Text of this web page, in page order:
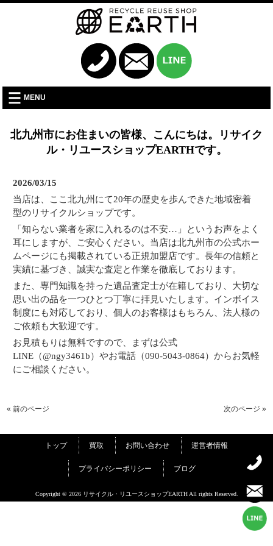
MENU
北九州市にお住まいの皆様、こんにちは。リサイク
ル・リユースショップEARTHです。
2026/03/15
当店は、ここ北九州にて20年の歴史を歩んできた地域密着
型のリサイクルショップです。
「知らない業者を家に入れるのは不安…」というお声をよく
耳にしますが、ご安心ください。当店は北九州市の公式ホー
ムページにも掲載されている正規加盟店です。長年の信頼と
実績に基づき、誠実な査定と作業を徹底しております。
また、専門知識を持った遺品査定士が在籍しており、大切な
思い出の品を一つひとつ丁寧に拝見いたします。インボイス
制度にも対応しており、個人のお客様はもちろん、法人様の
ご依頼も大歓迎です。
お見積もりは無料ですので、まずは公式
LINE（@ngy3461b）やお電話（090-5043-0864）からお気軽
にご相談ください。
« 前のページ 次のページ »
トップ 買取 お問い合わせ 運営者情報
プライバシーポリシー ブログ
Copyright © 2026 リサイクル・リユースショップEARTH All rights Reserved.